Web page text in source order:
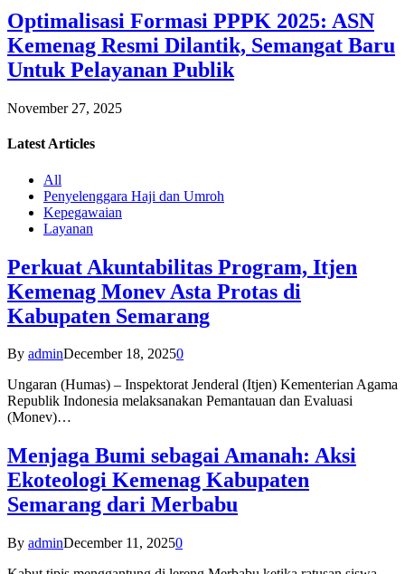
Optimalisasi Formasi PPPK 2025: ASN
Kemenag Resmi Dilantik, Semangat Baru
Untuk Pelayanan Publik
November 27, 2025
Latest Articles
All
Penyelenggara Haji dan Umroh
Kepegawaian
Layanan
Perkuat Akuntabilitas Program, Itjen
Kemenag Monev Asta Protas di
Kabupaten Semarang
By adminDecember 18, 20250
Ungaran (Humas) – Inspektorat Jenderal (Itjen) Kementerian Agama
Republik Indonesia melaksanakan Pemantauan dan Evaluasi
(Monev)…
Menjaga Bumi sebagai Amanah: Aksi
Ekoteologi Kemenag Kabupaten
Semarang dari Merbabu
By adminDecember 11, 20250